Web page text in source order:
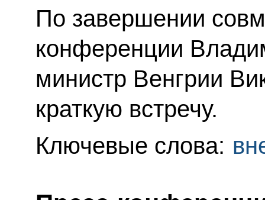
По завершении
конференции
министр Венгрии
краткую встречу.
Ключевые слова: